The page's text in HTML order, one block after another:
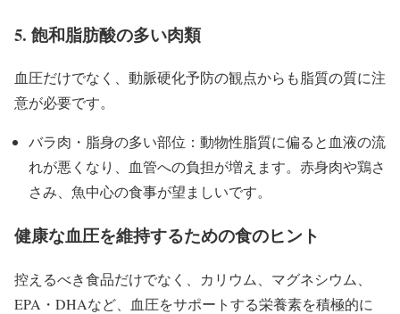
5. 飽和脂肪酸の多い肉類
血圧だけでなく、動脈硬化予防の観点からも脂質の質に注
意が必要です。
バラ肉・脂身の多い部位：動物性脂質に偏ると血液の流
れが悪くなり、血管への負担が増えます。赤身肉や鶏さ
さみ、魚中心の食事が望ましいです。
健康な血圧を維持するための食のヒント
控えるべき食品だけでなく、カリウム、マグネシウム、
EPA・DHAなど、血圧をサポートする栄養素を積極的に